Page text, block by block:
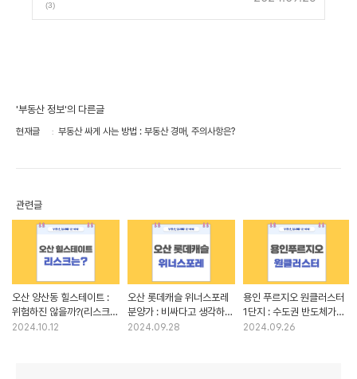
(3)
'부동산 정보'의 다른글
현재글 부동산 싸게 사는 방법 : 부동산 경매, 주의사항은?
관련글
오산 양산동 힐스테이트 :
위험하진 않을까?(리스크
분석)
2024.10.12
오산 롯데캐슬 위너스포레
분양가 : 비싸다고 생각하면
오산?
2024.09.28
용인 푸르지오 원클러스터
1단지 : 수도권 반도체가
뜬다고?
2024.09.26